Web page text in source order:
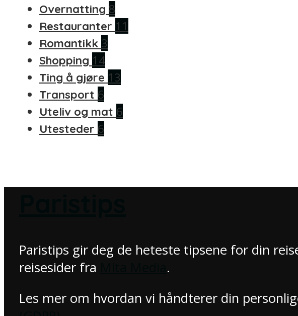
Overnatting 8
Restauranter 11
Romantikk 3
Shopping 14
Ting å gjøre 13
Transport 6
Uteliv og mat 6
Utesteder 6
Paristips gir deg de heteste tipsene for din
reisesider fra
.
Les mer om hvordan vi håndterer din